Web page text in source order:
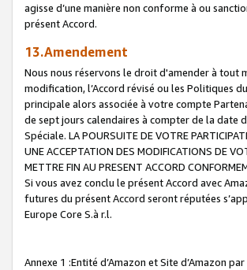
agisse d’une manière non conforme à ou
présent Accord.
13.Amendement
Nous nous réservons le droit d'amender à tout
modification, l’Accord révisé ou les Politiques
principale alors associée à votre compte
de sept jours calendaires à compter de la date
Spéciale. LA POURSUITE DE VOTRE
UNE ACCEPTATION DES MODIFICATIONS DE
METTRE FIN AU PRESENT ACCORD
Si vous avez conclu le présent Accord avec
futures du présent Accord seront réputées
Europe Core S.à r.l.
Annexe 1 :Entité d’Amazon et Site d’Amazon par